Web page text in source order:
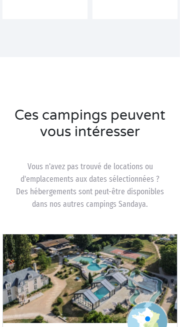
Ces campings peuvent
vous intéresser
Vous n'avez pas trouvé de locations ou
d'emplacements aux dates sélectionnées ?
Des hébergements sont peut-être disponibles
dans nos autres campings Sandaya.